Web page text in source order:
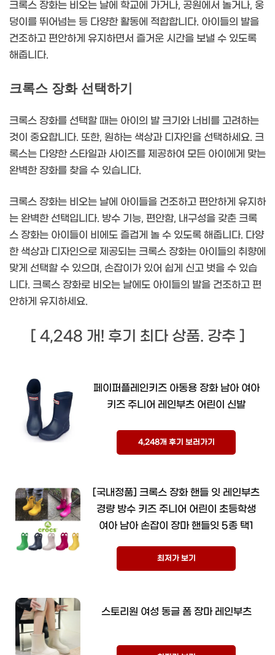
크록스 장화는 비오는 날에 학교에 가거나, 공원에서 놀거나, 웅
덩이를 뛰어넘는 등 다양한 활동에 적합합니다. 아이들의 발을
건조하고 편안하게 유지하면서 즐거운 시간을 보낼 수 있도록
해줍니다.
크록스 장화 선택하기
크록스 장화를 선택할 때는 아이의 발 크기와 너비를 고려하는
것이 중요합니다. 또한, 원하는 색상과 디자인을 선택하세요. 크
록스는 다양한 스타일과 사이즈를 제공하여 모든 아이에게 맞는
완벽한 장화를 찾을 수 있습니다.
크록스 장화는 비오는 날에 아이들을 건조하고 편안하게 유지하
는 완벽한 선택입니다. 방수 기능, 편안함, 내구성을 갖춘 크록
스 장화는 아이들이 비에도 즐겁게 놀 수 있도록 해줍니다. 다양
한 색상과 디자인으로 제공되는 크록스 장화는 아이들의 취향에
맞게 선택할 수 있으며, 손잡이가 있어 쉽게 신고 벗을 수 있습
니다. 크록스 장화로 비오는 날에도 아이들의 발을 건조하고 편
안하게 유지하세요.
[ 4,248 개! 후기 최다 상품. 강추 ]
페이퍼플레인키즈 아동용 장화 남아 여아
키즈 주니어 레인부츠 어린이 신발
4,248개 후기 보러가기
[국내정품] 크록스 장화 핸들 잇 레인부츠
경량 방수 키즈 주니어 어린이 초등학생
여아 남아 손잡이 장마 핸들잇 5종 택1
최저가 보기
스토리원 여성 동글 폼 장마 레인부츠